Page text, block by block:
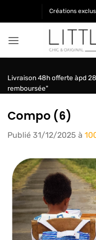
Créations
Livraison 48h offerte àpd
remboursée"
Compo (6)
Publié 31/12/2025 à